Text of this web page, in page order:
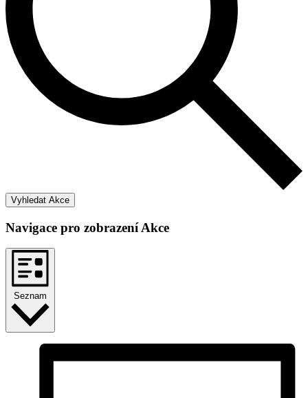
Vyhledat Akce
Navigace pro zobrazení Akce
Seznam